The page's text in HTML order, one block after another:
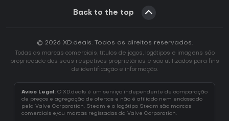
Back to the top
© 2026 XD.deals. Todos os direitos reservados.
Todas as marcas comerciais, títulos de jogos, logótipos e imagens são
propriedade dos seus respetivos proprietários e são utilizados para fins
de identificação e informação.
Aviso Legal: O XD.deals é um serviço independente de comparação
de preços e agregação de ofertas e não é afiliado nem endossado
pela Valve Corporation. Steam e o logótipo Steam são marcas
comerciais e/ou marcas registadas da Valve Corporation.